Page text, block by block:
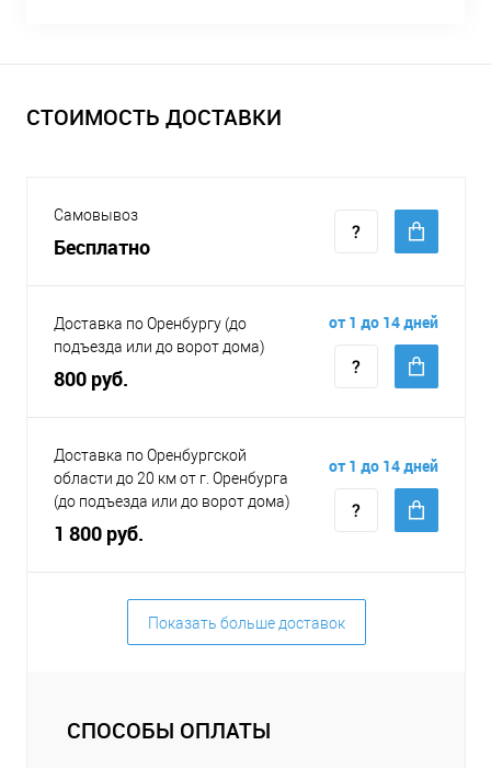
СТОИМОСТЬ ДОСТАВКИ
Самовывоз
Бесплатно
Доставка по Оренбургу (до
подъезда или до ворот дома)
800 руб.
от 1 до 14 дней
Доставка по Оренбургской
области до 20 км от г. Оренбурга
(до подъезда или до ворот дома)
1 800 руб.
от 1 до 14 дней
Показать больше доставок
СПОСОБЫ ОПЛАТЫ